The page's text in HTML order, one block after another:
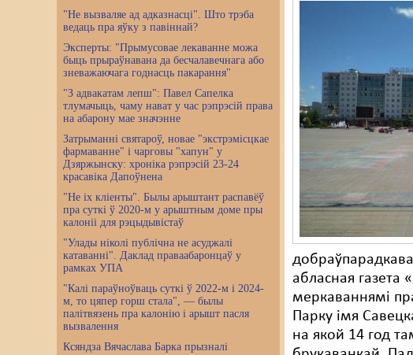
"Не вызваляе ад адказнасці". Што трэба
ведаць пра яўку з павіннай?
Эксперты: "Прымусовае лекаванне можа
быць прыраўнавана да бесчалавечнага або
зневажаючага годнасць пакарання"
"З адвакатам лепш": Павел Сапелка
тлумачыць, чаму нават у час рэпрэсій права
на абарону мае значэнне
Затрыманні святароў, новае "экстрэмісцкае
фармаванне" і чарговы "хапун" у
Дзяржынску: хроніка рэпрэсій 23-24
красавіка Дапоўнена
"Не іх кліенты". Былы арыштант распавёў
пра суткі ў 2020-м у арыштным доме пры
калоніі для рэцыдывістаў
"Улады ніколі публічна не асуджалі
катаванні". Даклад праваабаронцаў у
рамках УПА
"Калі параўноўваць суткі ў 2022-м і 2024-
м, то цяпер горш стала", — былы
палітвязень пра калонію і арышт пасля
вызвалення
Ксяндза Вячаслава Барка прызналі
абласная газета
меркаваннямі
Парку імя
на якой 14 год